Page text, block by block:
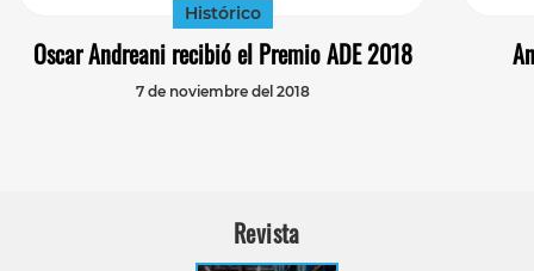
Histórico
Oscar Andreani recibió el Premio ADE 2018
7 de noviembre del 2018
Revista